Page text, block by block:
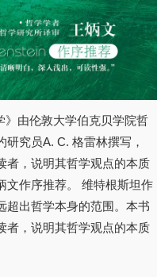
》由伦敦大学伯克贝学院哲
究员A. C. 格雷林撰写，
者，说明其哲学观点的本质
文作序推荐。 维特根斯坦作
超出哲学本身的范围。本书
者，说明其哲学观点的本质